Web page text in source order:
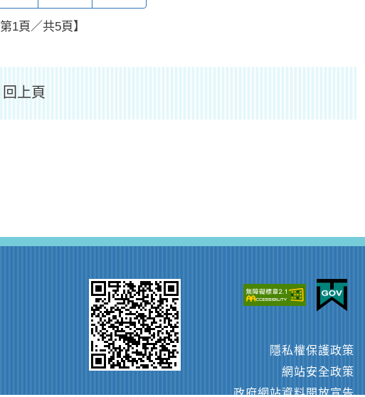
1頁／共5頁】
回上頁
隱私權保護政策
網站安全政策
政府網站資料開放宣告